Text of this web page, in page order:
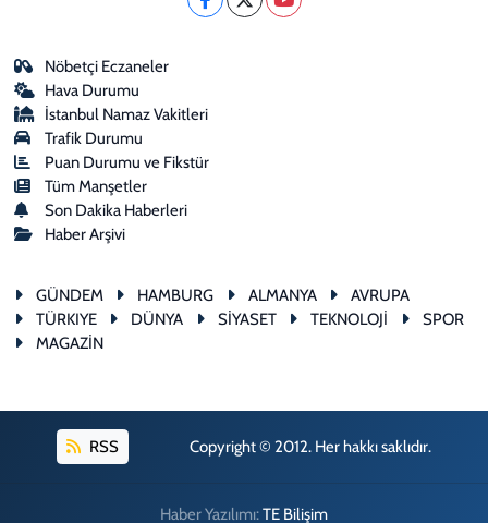
Nöbetçi Eczaneler
Hava Durumu
İstanbul Namaz Vakitleri
Trafik Durumu
Puan Durumu ve Fikstür
Tüm Manşetler
Son Dakika Haberleri
Haber Arşivi
GÜNDEM HAMBURG ALMANYA
AVRUPA
TÜRKIYE
DÜNYA SİYASET TEKNOLOJİ
SPOR
MAGAZİN
RSS Copyright © 2012. Her hakkı saklıdır.
Haber Yazılımı:TE Bilişim